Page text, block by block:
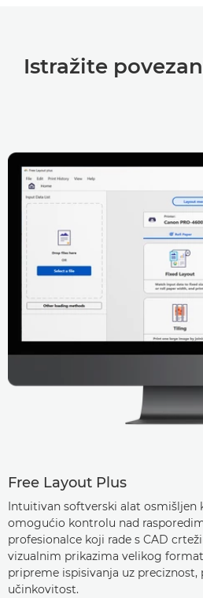
Istražite
Free Layout Plus
Intuitivan softverski alat osmišljen
omogućio kontrolu nad
profesionalce koji rade s CAD
vizualnim prikazima velikog
pripreme ispisivanja uz
učinkovitost.